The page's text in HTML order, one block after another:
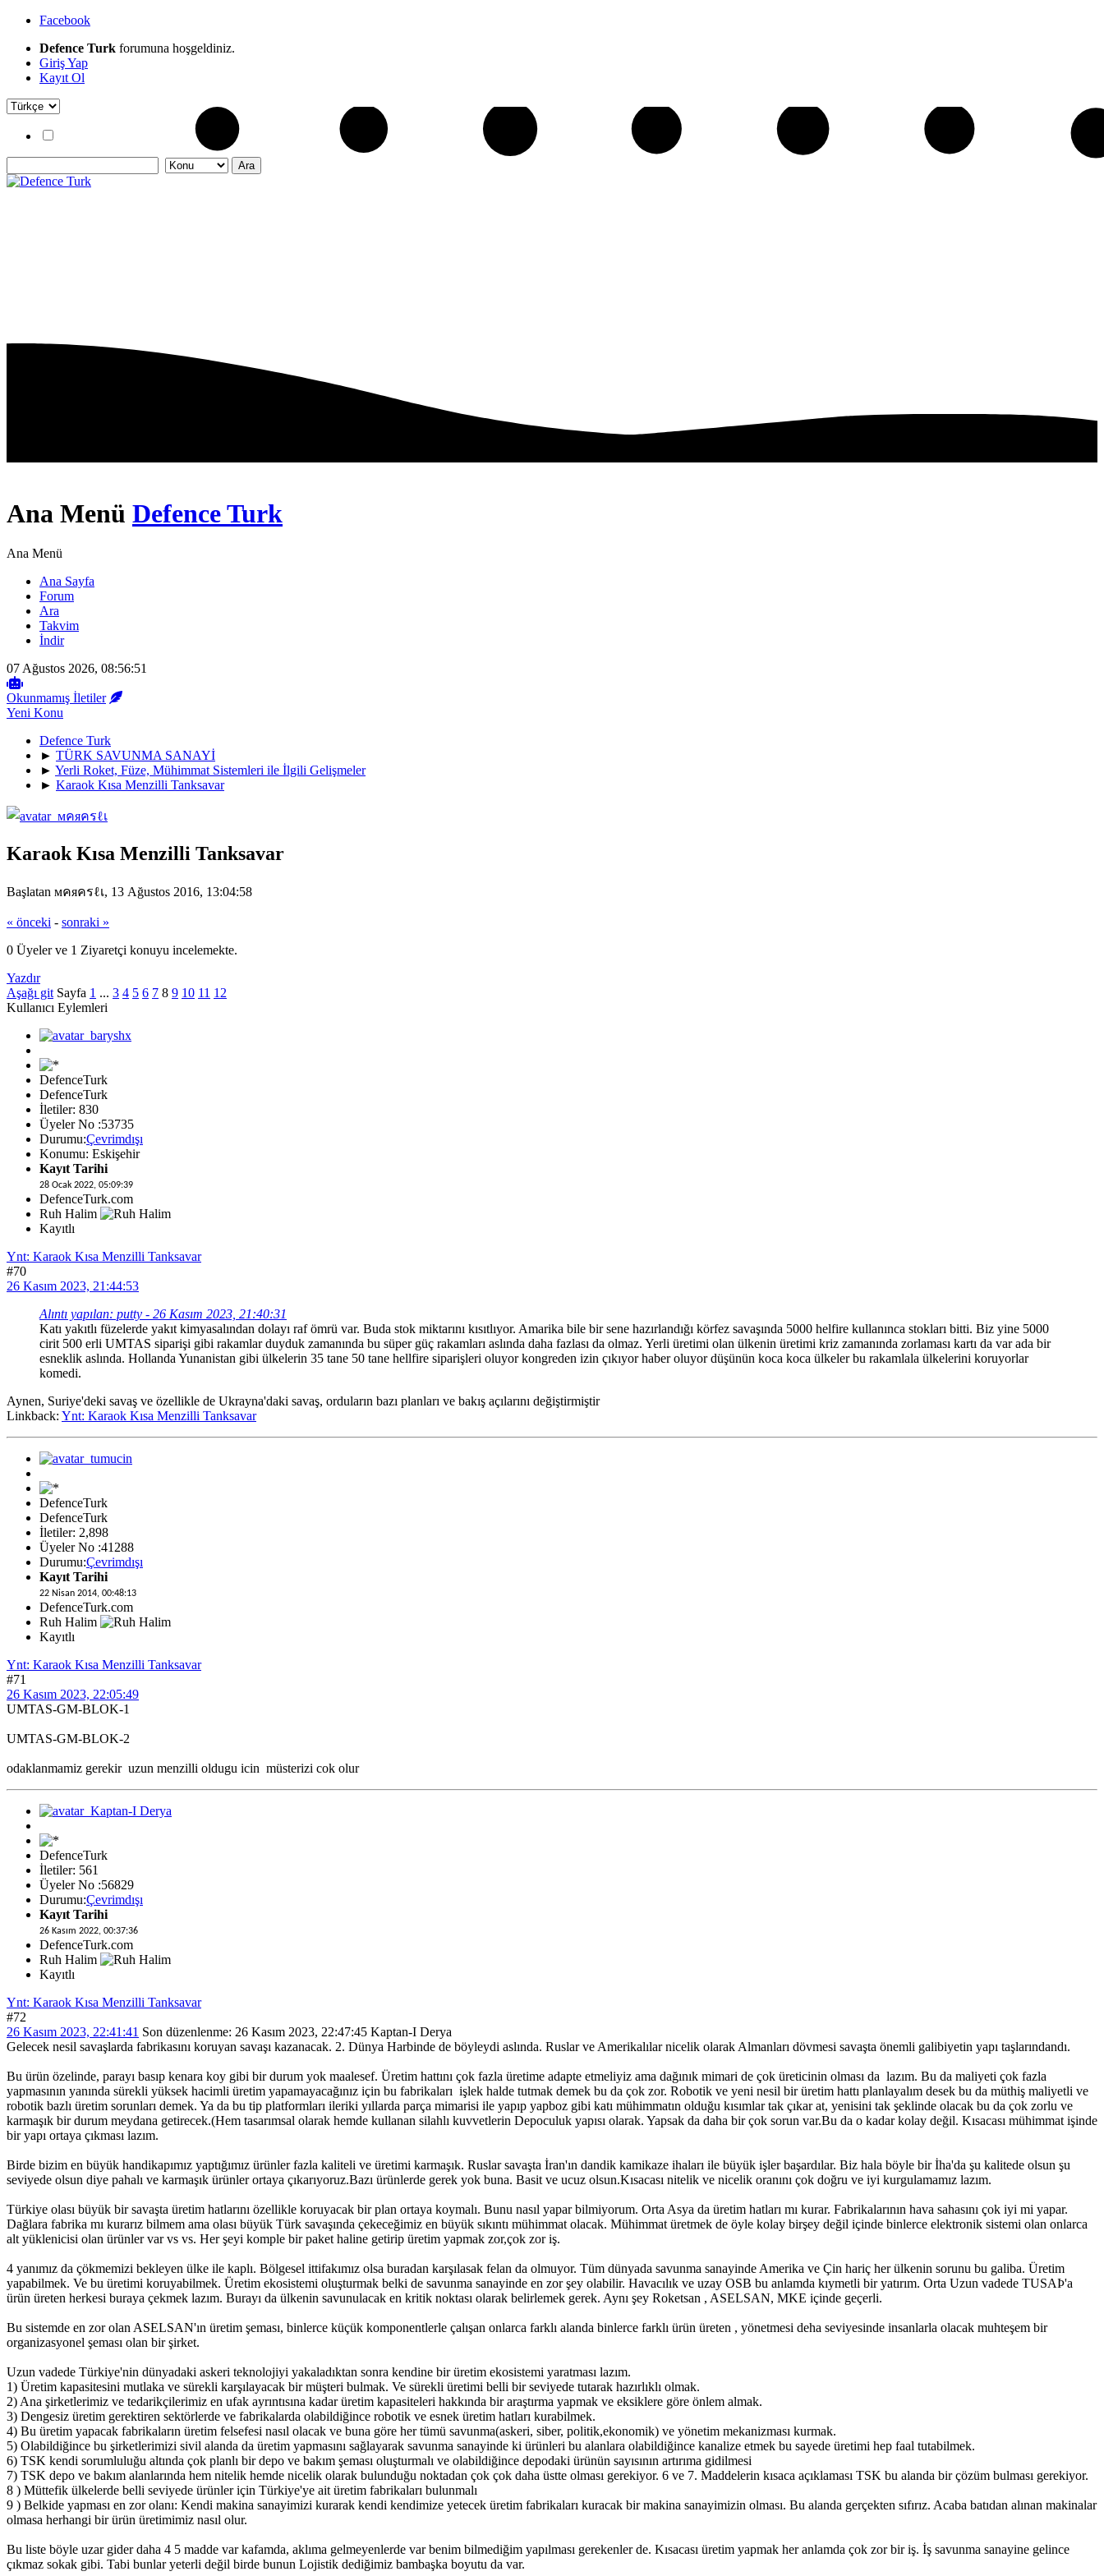
Facebook
Defence Turk forumuna hoşgeldiniz.
Giriş Yap
Kayıt Ol
Ana Menü Defence Turk
Ana Menü
Ana Sayfa
Forum
Ara
Takvim
İndir
07 Ağustos 2026, 08:56:51
Okunmamış İletiler
Yeni Konu
Defence Turk
► TÜRK SAVUNMA SANAYİ
► Yerli Roket, Füze, Mühimmat Sistemleri ile İlgili Gelişmeler
► Karaok Kısa Menzilli Tanksavar
Karaok Kısa Menzilli Tanksavar
Başlatan мคяครℓเ, 13 Ağustos 2016, 13:04:58
« önceki - sonraki »
0 Üyeler ve 1 Ziyaretçi konuyu incelemekte.
Yazdır
Aşağı git Sayfa 1 ... 3 4 5 6 7 8 9 10 11 12
Kullanıcı Eylemleri
DefenceTurk
DefenceTurk
İletiler: 830
Üyeler No :53735
Durumu:Çevrimdışı
Konumu: Eskişehir
Kayıt Tarihi
28 Ocak 2022, 05:09:39
DefenceTurk.com
Ruh Halim
Kayıtlı
Ynt: Karaok Kısa Menzilli Tanksavar
#70
26 Kasım 2023, 21:44:53
Alıntı yapılan: putty - 26 Kasım 2023, 21:40:31
Katı yakıtlı füzelerde yakıt kimyasalından dolayı raf ömrü var. Buda stok miktarını kısıtlıyor. Amarika bile bir sene hazırlandığı körfez savaşında 5000 helfire kullanınca stokları bitti. Biz yine 5000
cirit 500 erli UMTAS siparişi gibi rakamlar duyduk zamanında bu süper güç rakamları aslında daha fazlası da olmaz. Yerli üretimi olan ülkenin üretimi kriz zamanında zorlaması kartı da var ada bir
esneklik aslında. Hollanda Yunanistan gibi ülkelerin 35 tane 50 tane hellfire siparişleri oluyor kongreden izin çıkıyor haber oluyor düşünün koca koca ülkeler bu rakamlala ülkelerini koruyorlar
komedi.
Aynen, Suriye'deki savaş ve özellikle de Ukrayna'daki savaş, orduların bazı planları ve bakış açılarını değiştirmiştir
Linkback: Ynt: Karaok Kısa Menzilli Tanksavar
DefenceTurk
DefenceTurk
İletiler: 2,898
Üyeler No :41288
Durumu:Çevrimdışı
Kayıt Tarihi
22 Nisan 2014, 00:48:13
DefenceTurk.com
Ruh Halim
Kayıtlı
Ynt: Karaok Kısa Menzilli Tanksavar
#71
26 Kasım 2023, 22:05:49
UMTAS-GM-BLOK-1
UMTAS-GM-BLOK-2
odaklanmamiz gerekir uzun menzilli oldugu icin müsterizi cok olur
DefenceTurk
İletiler: 561
Üyeler No :56829
Durumu:Çevrimdışı
Kayıt Tarihi
26 Kasım 2022, 00:37:36
DefenceTurk.com
Ruh Halim
Kayıtlı
Ynt: Karaok Kısa Menzilli Tanksavar
#72
26 Kasım 2023, 22:41:41 Son düzenlenme: 26 Kasım 2023, 22:47:45 Kaptan-I Derya
Gelecek nesil savaşlarda fabrikasını koruyan savaşı kazanacak. 2. Dünya Harbinde de böyleydi aslında. Ruslar ve Amerikalılar nicelik olarak Almanları dövmesi savaşta önemli galibiyetin yapı taşlarındandı.
Bu ürün özelinde, parayı basıp kenara koy gibi bir durum yok maalesef. Üretim hattını çok fazla üretime adapte etmeliyiz ama dağınık mimari de çok üreticinin olması da lazım. Bu da maliyeti çok fazla
yapmasının yanında sürekli yüksek hacimli üretim yapamayacağınız için bu fabrikaları işlek halde tutmak demek bu da çok zor. Robotik ve yeni nesil bir üretim hattı planlayalım desek bu da müthiş maliyetli ve
robotik bazlı üretim sorunları demek. Ya da bu tip platformları ileriki yıllarda parça mimarisi ile yapıp yapboz gibi katı mühimmatın olduğu kısımlar tak çıkar at, yenisini tak şeklinde olacak bu da çok zorlu ve
karmaşık bir durum meydana getirecek.(Hem tasarımsal olarak hemde kullanan silahlı kuvvetlerin Depoculuk yapısı olarak. Yapsak da daha bir çok sorun var.Bu da o kadar kolay değil. Kısacası mühimmat işinde
bir yapı ortaya çıkması lazım.
Birde bizim en büyük handikapımız yaptığımız ürünler fazla kaliteli ve üretimi karmaşık. Ruslar savaşta İran'ın dandik kamikaze ihaları ile büyük işler başardılar. Biz hala böyle bir İha'da şu kalitede olsun şu
seviyede olsun diye pahalı ve karmaşık ürünler ortaya çıkarıyoruz.Bazı ürünlerde gerek yok buna. Basit ve ucuz olsun.Kısacası nitelik ve nicelik oranını çok doğru ve iyi kurgulamamız lazım.
Türkiye olası büyük bir savaşta üretim hatlarını özellikle koruyacak bir plan ortaya koymalı. Bunu nasıl yapar bilmiyorum. Orta Asya da üretim hatları mı kurar. Fabrikalarının hava sahasını çok iyi mi yapar.
Dağlara fabrika mı kurarız bilmem ama olası büyük Türk savaşında çekeceğimiz en büyük sıkıntı mühimmat olacak. Mühimmat üretmek de öyle kolay birşey değil içinde binlerce elektronik sistemi olan onlarca
alt yüklenicisi olan ürünler var vs vs. Her şeyi komple bir paket haline getirip üretim yapmak zor,çok zor iş.
4 yanımız da çökmemizi bekleyen ülke ile kaplı. Bölgesel ittifakımız olsa buradan karşılasak felan da olmuyor. Tüm dünyada savunma sanayinde Amerika ve Çin hariç her ülkenin sorunu bu galiba. Üretim
yapabilmek. Ve bu üretimi koruyabilmek. Üretim ekosistemi oluşturmak belki de savunma sanayinde en zor şey olabilir. Havacılık ve uzay OSB bu anlamda kıymetli bir yatırım. Orta Uzun vadede TUSAÞ'a
ürün üreten herkesi buraya çekmek lazım. Burayı da ülkenin savunulacak en kritik noktası olarak belirlemek gerek. Aynı şey Roketsan , ASELSAN, MKE içinde geçerli.
Bu sistemde en zor olan ASELSAN'ın üretim şeması, binlerce küçük komponentlerle çalışan onlarca farklı alanda binlerce farklı ürün üreten , yönetmesi deha seviyesinde insanlarla olacak muhteşem bir
organizasyonel şeması olan bir şirket.
Uzun vadede Türkiye'nin dünyadaki askeri teknolojiyi yakaladıktan sonra kendine bir üretim ekosistemi yaratması lazım.
1) Üretim kapasitesini mutlaka ve sürekli karşılayacak bir müşteri bulmak. Ve sürekli üretimi belli bir seviyede tutarak hazırlıklı olmak.
2) Ana şirketlerimiz ve tedarikçilerimiz en ufak ayrıntısına kadar üretim kapasiteleri hakkında bir araştırma yapmak ve eksiklere göre önlem almak.
3) Dengesiz üretim gerektiren sektörlerde ve fabrikalarda olabildiğince robotik ve esnek üretim hatları kurabilmek.
4) Bu üretim yapacak fabrikaların üretim felsefesi nasıl olacak ve buna göre her tümü savunma(askeri, siber, politik,ekonomik) ve yönetim mekanizması kurmak.
5) Olabildiğince bu şirketlerimizi sivil alanda da üretim yapmasını sağlayarak savunma sanayinde ki ürünleri bu alanlara olabildiğince kanalize etmek bu sayede üretimi hep faal tutabilmek.
6) TSK kendi sorumluluğu altında çok planlı bir depo ve bakım şeması oluşturmalı ve olabildiğince depodaki ürünün sayısının artırıma gidilmesi
7) TSK depo ve bakım alanlarında hem nitelik hemde nicelik olarak bulunduğu noktadan çok çok daha üstte olması gerekiyor. 6 ve 7. Maddelerin kısaca açıklaması TSK bu alanda bir çözüm bulması gerekiyor.
8 ) Müttefik ülkelerde belli seviyede ürünler için Türkiye'ye ait üretim fabrikaları bulunmalı
9 ) Belkide yapması en zor olanı: Kendi makina sanayimizi kurarak kendi kendimize yetecek üretim fabrikaları kuracak bir makina sanayimizin olması. Bu alanda gerçekten sıfırız. Acaba batıdan alınan makinalar
olmasa herhangi bir ürün üretimimiz nasıl olur.
Bu liste böyle uzar gider daha 4 5 madde var kafamda, aklıma gelmeyenlerde var benim bilmediğim yapılması gerekenler de. Kısacası üretim yapmak her anlamda çok zor bir iş. İş savunma sanayine gelince
çıkmaz sokak gibi. Tabi bunlar yeterli değil birde bunun Lojistik dediğimiz bambaşka boyutu da var.